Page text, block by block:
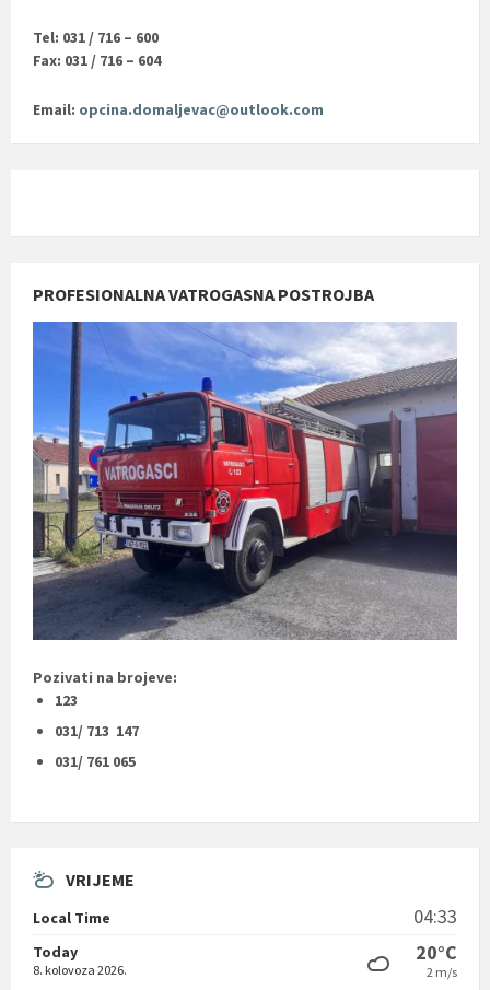
Tel: 031 / 716 – 600
Fax: 031 / 716 – 604
Email: opcina.domaljevac@outlook.com
PROFESIONALNA VATROGASNA POSTROJBA
Pozivati na brojeve:
123
031/ 713 147
031/ 761 065
VRIJEME
Local Time 04:33
Today
8. kolovoza 2026.
20°C
2 m/s